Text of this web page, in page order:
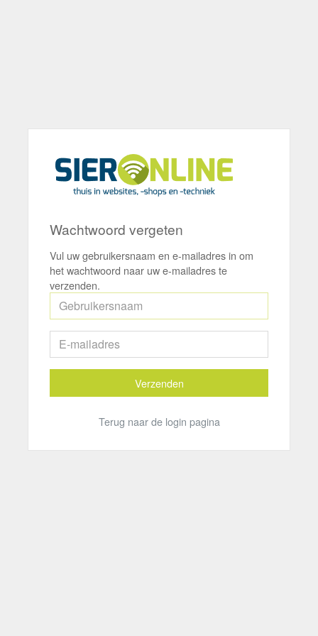
Wachtwoord vergeten
Vul uw gebruikersnaam en e-mailadres in om
het wachtwoord naar uw e-mailadres te
verzenden.
Verzenden
Terug naar de login pagina